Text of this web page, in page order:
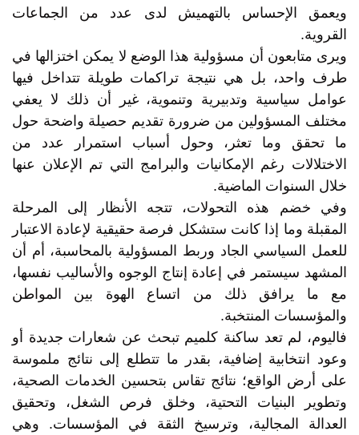
ويعمق الإحساس بالتهميش لدى عدد من الجماعات
القروية.
ويرى متابعون أن مسؤولية هذا الوضع لا يمكن اختزالها في
طرف واحد، بل هي نتيجة تراكمات طويلة تتداخل فيها
عوامل سياسية وتدبيرية وتنموية، غير أن ذلك لا يعفي
مختلف المسؤولين من ضرورة تقديم حصيلة واضحة حول
ما تحقق وما تعثر، وحول أسباب استمرار عدد من
الاختلالات رغم الإمكانيات والبرامج التي تم الإعلان عنها
خلال السنوات الماضية.
وفي خضم هذه التحولات، تتجه الأنظار إلى المرحلة
المقبلة وما إذا كانت ستشكل فرصة حقيقية لإعادة الاعتبار
للعمل السياسي الجاد وربط المسؤولية بالمحاسبة، أم أن
المشهد سيستمر في إعادة إنتاج الوجوه والأساليب نفسها،
مع ما يرافق ذلك من اتساع الهوة بين المواطن
والمؤسسات المنتخبة.
فاليوم، لم تعد ساكنة كلميم تبحث عن شعارات جديدة أو
وعود انتخابية إضافية، بقدر ما تتطلع إلى نتائج ملموسة
على أرض الواقع؛ نتائج تقاس بتحسين الخدمات الصحية،
وتطوير البنيات التحتية، وخلق فرص الشغل، وتحقيق
العدالة المجالية، وترسيخ الثقة في المؤسسات. وهي